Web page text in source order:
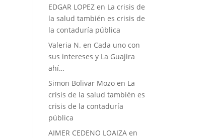
EDGAR LOPEZ en La crisis de
la salud también es crisis de
la contaduría pública
Valeria N. en Cada uno con
sus intereses y La Guajira
ahí…
Simon Bolivar Mozo en La
crisis de la salud también es
crisis de la contaduría
pública
AIMER CEDENO LOAIZA en